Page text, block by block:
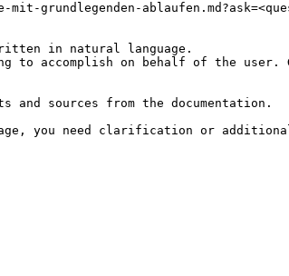
grundlegenden-
in natural language.
accomplish on behalf of the user.
sources from the documentation.
you need clarification or